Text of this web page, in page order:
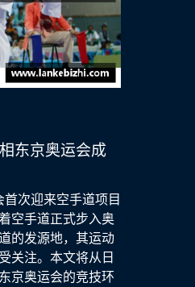
东京奥运会成
次迎来空手道项目
空手道正式步入奥
的发源地，其运动
关注。本文将从日
京奥运会的竞技环